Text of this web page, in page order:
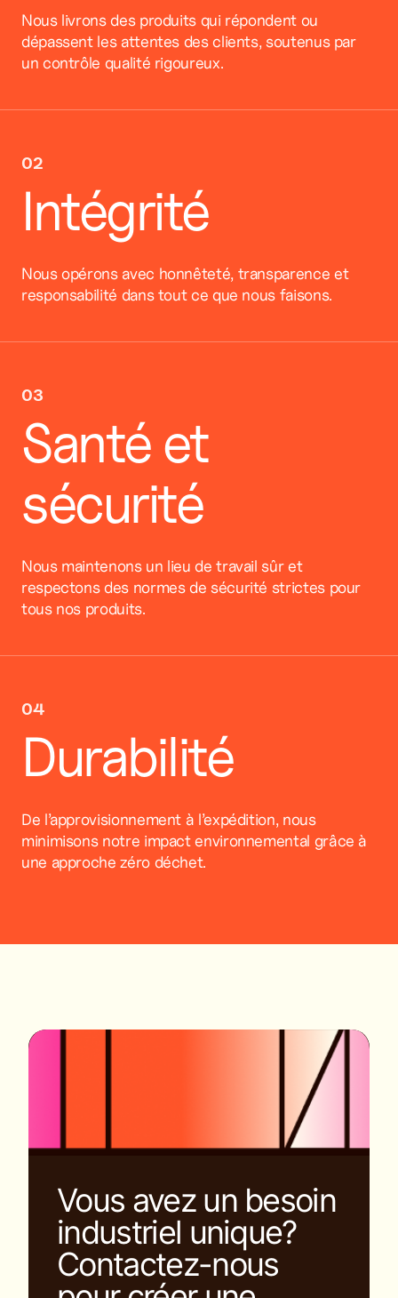
Nous livrons des produits qui répondent ou
dépassent les attentes des clients, soutenus par
un contrôle qualité rigoureux.
02
Intégrité
Nous opérons avec honnêteté, transparence et
responsabilité dans tout ce que nous faisons.
03
Santé et
sécurité
Nous maintenons un lieu de travail sûr et
respectons des normes de sécurité strictes pour
tous nos produits.
04
Durabilité
De l’approvisionnement à l’expédition, nous
minimisons notre impact environnemental grâce à
une approche zéro déchet.
Vous avez un besoin
industriel unique?
Contactez-nous